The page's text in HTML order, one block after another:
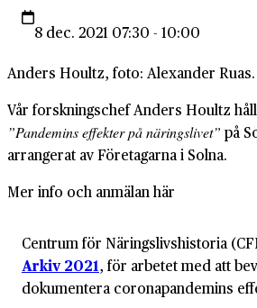
8 dec. 2021 07:30 - 10:00
Anders Houltz, foto: Alexander Ruas.
Vår forskningschef Anders Houltz
”Pandemins effekter på näringslivet” på
arrangerat av Företagarna i Solna.
Mer info och anmälan här
Centrum för Näringslivshistoria
Arkiv 2021, för arbetet med att
dokumentera coronapandemins